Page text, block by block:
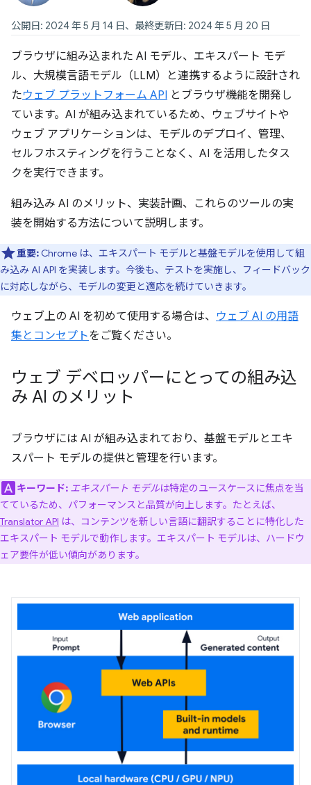
公開日: 2024 年 5 月 14 日、最終更新日: 2024 年 5 月 20 日
ブラウザに組み込まれた AI モデル、エキスパート モデ
ル、 大規模言語モデル（LLM）
と連携するように設計され
たウェブ プラットフォーム API とブラウザ機能を開発し
ています。AI が組み込まれているため、ウェブサイトや
ウェブ アプリケーションは、モデルのデプロイ、管理、
セルフホスティングを行うことなく、AI を活用したタス
クを実行できます。
組み込み AI のメリット、実装計画、これらのツールの実
装を開始する方法について説明します。
重要: Chrome は、エキスパート モデルと基盤モデルを使用して組
み込み AI API を実装します。今後も、テストを実施し、フィードバック
に対応しながら、モデルの変更と適応を続けていきます。
ウェブ上の AI を初めて使用する場合は、 ウェブ AI の用語
集とコンセプトをご覧ください。
ウェブ デベロッパーにとっての組み込
み AI のメリット
ブラウザには AI が組み込まれており、基盤モデルとエキ
スパート モデルの提供と管理を行います。
キーワード: エキスパート モデルは特定のユースケースに焦点を当
てているため、パフォーマンスと品質が向上します。たとえば、
Translator API は、コンテンツを新しい言語に翻訳することに特化した
エキスパート モデルで動作します。エキスパート モデルは、ハードウ
ェア要件が低い傾向があります。